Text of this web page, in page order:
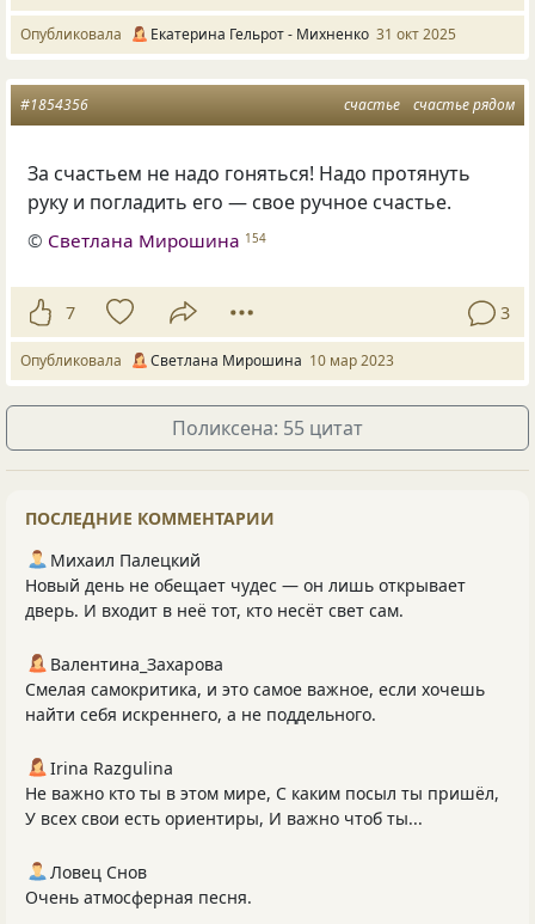
Опубликовала Екатерина Гельрот - Михненко 31 окт 2025
счастье счастье рядом
#1854356
За счастьем не надо гоняться! Надо протянуть
руку и погладить его — свое ручное счастье.
© Светлана Мирошина 154
7 3
Опубликовала Светлана Мирошина 10 мар 2023
Поликсена: 55 цитат
ПОСЛЕДНИЕ КОММЕНТАРИИ
Михаил Палецкий
Новый день не обещает чудес — он лишь открывает
дверь. И входит в неё тот, кто несёт свет сам.
Валентина_Захарова
Смелая самокритика, и это самое важное, если хочешь
найти себя искреннего, а не поддельного.
Irina Razgulina
Не важно кто ты в этом мире, С каким посыл ты пришёл,
У всех свои есть ориентиры, И важно чтоб ты...
Ловец Снов
Очень атмосферная песня.